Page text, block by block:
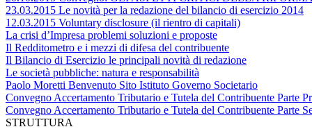
23.03.2015 Le novità per la redazione del bilancio di esercizio 2014
12.03.2015 Voluntary disclosure (il rientro di capitali)
La crisi d’Impresa problemi soluzioni e proposte
Il Redditometro e i mezzi di difesa del contribuente
Il Bilancio di Esercizio le principali novità di redazione
Le società pubbliche: natura e responsabilità
Paolo Moretti Benvenuto Sito Istituto Governo Societario
Convegno Accertamento Tributario e Tutela del Contribuente Parte
Convegno Accertamento Tributario e Tutela del Contribuente Parte
STRUTTURA